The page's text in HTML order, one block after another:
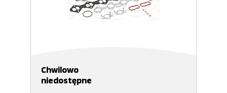
Chwilowo
niedostępne